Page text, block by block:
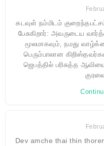
கடவுள் நம்மிடம்
பேசுகிறார்: அவருடைய
மூலமாகவும், நமது
பெரும்பாலான
ஜெபத்தில் பரிசுத்த
Dev amche thai thin